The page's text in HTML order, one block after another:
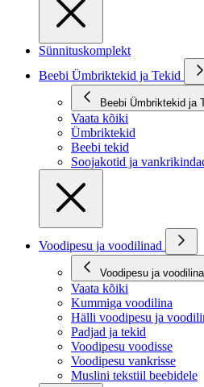
Sünnituskomplekt
Beebi Ümbriktekid ja Tekid
Beebi Ümbriktekid ja
Vaata kõiki
Ümbriktekid
Beebi tekid
Soojakotid ja
Voodipesu ja voodilinad
Voodipesu ja
Vaata kõiki
Kummiga voodilina
Hälli voodipesu ja
Padjad ja tekid
Voodipesu voodisse
Voodipesu vankrisse
Muslini tekstiil beebidele